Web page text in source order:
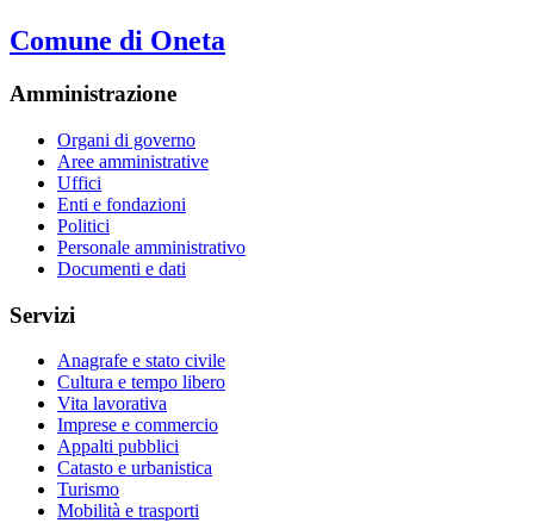
Comune di Oneta
Amministrazione
Organi di governo
Aree amministrative
Uffici
Enti e fondazioni
Politici
Personale amministrativo
Documenti e dati
Servizi
Anagrafe e stato civile
Cultura e tempo libero
Vita lavorativa
Imprese e commercio
Appalti pubblici
Catasto e urbanistica
Turismo
Mobilità e trasporti